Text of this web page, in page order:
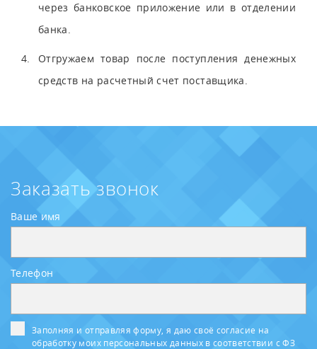
через банковское приложение или в отделении
банка.
Отгружаем товар после поступления денежных
средств на расчетный счет поставщика.
Заказать звонок
Ваше имя
Телефон
Заполняя и отправляя форму, я даю своё согласие на
обработку моих персональных данных в соответствии с ФЗ